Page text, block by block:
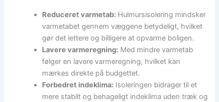
Reduceret varmetab: Hulmursisolering mindsker
varmetabet gennem væggene betydeligt, hvilket
gør det lettere og billigere at opvarme boligen.
Lavere varmeregning: Med mindre varmetab
følger en lavere varmeregning, hvilket kan
mærkes direkte på budgettet.
Forbedret indeklima: Isoleringen bidrager til et
mere stabilt og behageligt indeklima uden træk og